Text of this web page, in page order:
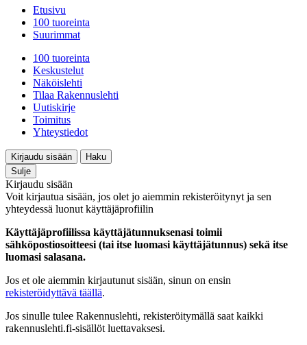
Etusivu
100 tuoreinta
Suurimmat
100 tuoreinta
Keskustelut
Näköislehti
Tilaa Rakennuslehti
Uutiskirje
Toimitus
Yhteystiedot
Kirjaudu sisään
Haku
Sulje
Kirjaudu sisään
Voit kirjautua sisään, jos olet jo aiemmin rekisteröitynyt ja sen
yhteydessä luonut käyttäjäprofiilin
Käyttäjäprofiilissa käyttäjätunnuksenasi toimii
sähköpostiosoitteesi (tai itse luomasi käyttäjätunnus) sekä itse
luomasi salasana.
Jos et ole aiemmin kirjautunut sisään, sinun on ensin
rekisteröidyttävä täällä.
Jos sinulle tulee Rakennuslehti, rekisteröitymällä saat kaikki
rakennuslehti.fi-sisällöt luettavaksesi.